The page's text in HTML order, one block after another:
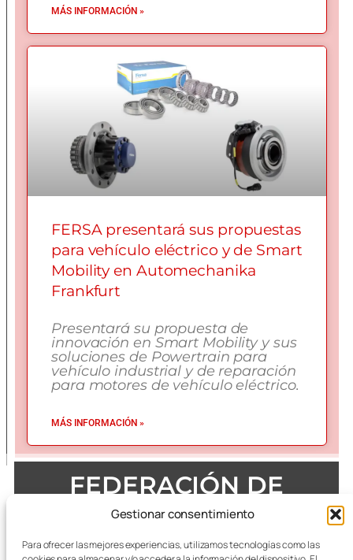
Gestionar consentimiento
Para ofrecer las mejores experiencias, utilizamos tecnologías como las
MÁS INFORMACIÓN »
FERSA presentará sus propuestas
para vehículo eléctrico y de Smart
Mobility en Automechanika
Frankfurt
Presentará su propuesta de
innovación en Smart Mobility y sus
soluciones de Powertrain para
vehículo industrial y de reparación
para motores de vehículo eléctrico.
MÁS INFORMACIÓN »
FEDERACIÓN DE
EMPRESAS DEL METAL
DE ZARAGOZA